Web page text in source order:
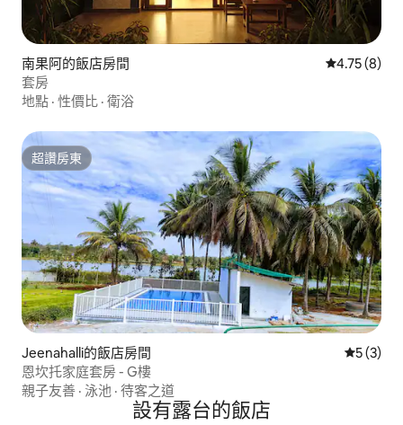
南果阿的飯店房間 從 8 則評價
4.75 (8)
套房
地點 · 性價比 · 衛浴
超讚房東
超讚房東
Jeenahalli的飯店房間 從 3 則評
5 (3)
恩坎托家庭套房 - G樓
親子友善 · 泳池 · 待客之道
設有露台的飯店